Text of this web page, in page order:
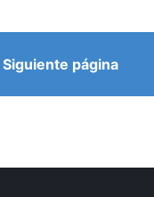
Siguiente página